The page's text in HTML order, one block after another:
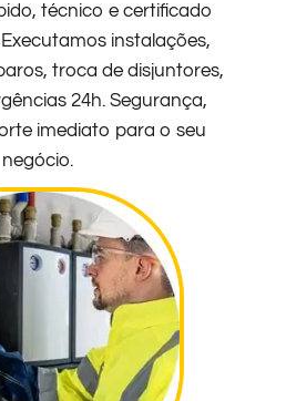
técnico e certificado
instalações,
troca de disjuntores,
24h. Segurança,
imediato para o seu
negócio.